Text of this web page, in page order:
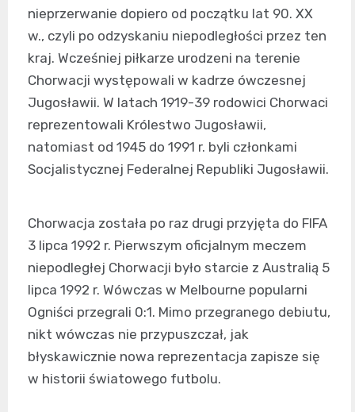
nieprzerwanie dopiero od początku lat 90. XX
w., czyli po odzyskaniu niepodległości przez ten
kraj. Wcześniej piłkarze urodzeni na terenie
Chorwacji występowali w kadrze ówczesnej
Jugosławii. W latach 1919-39 rodowici Chorwaci
reprezentowali Królestwo Jugosławii,
natomiast od 1945 do 1991 r. byli członkami
Socjalistycznej Federalnej Republiki Jugosławii.
Chorwacja została po raz drugi przyjęta do FIFA
3 lipca 1992 r. Pierwszym oficjalnym meczem
niepodległej Chorwacji było starcie z Australią 5
lipca 1992 r. Wówczas w Melbourne popularni
Ogniści przegrali 0:1. Mimo przegranego debiutu,
nikt wówczas nie przypuszczał, jak
błyskawicznie nowa reprezentacja zapisze się
w historii światowego futbolu.